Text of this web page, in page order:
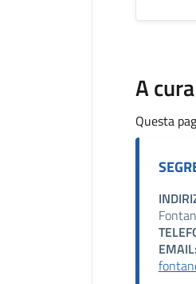
A
Questa
EMAIL: